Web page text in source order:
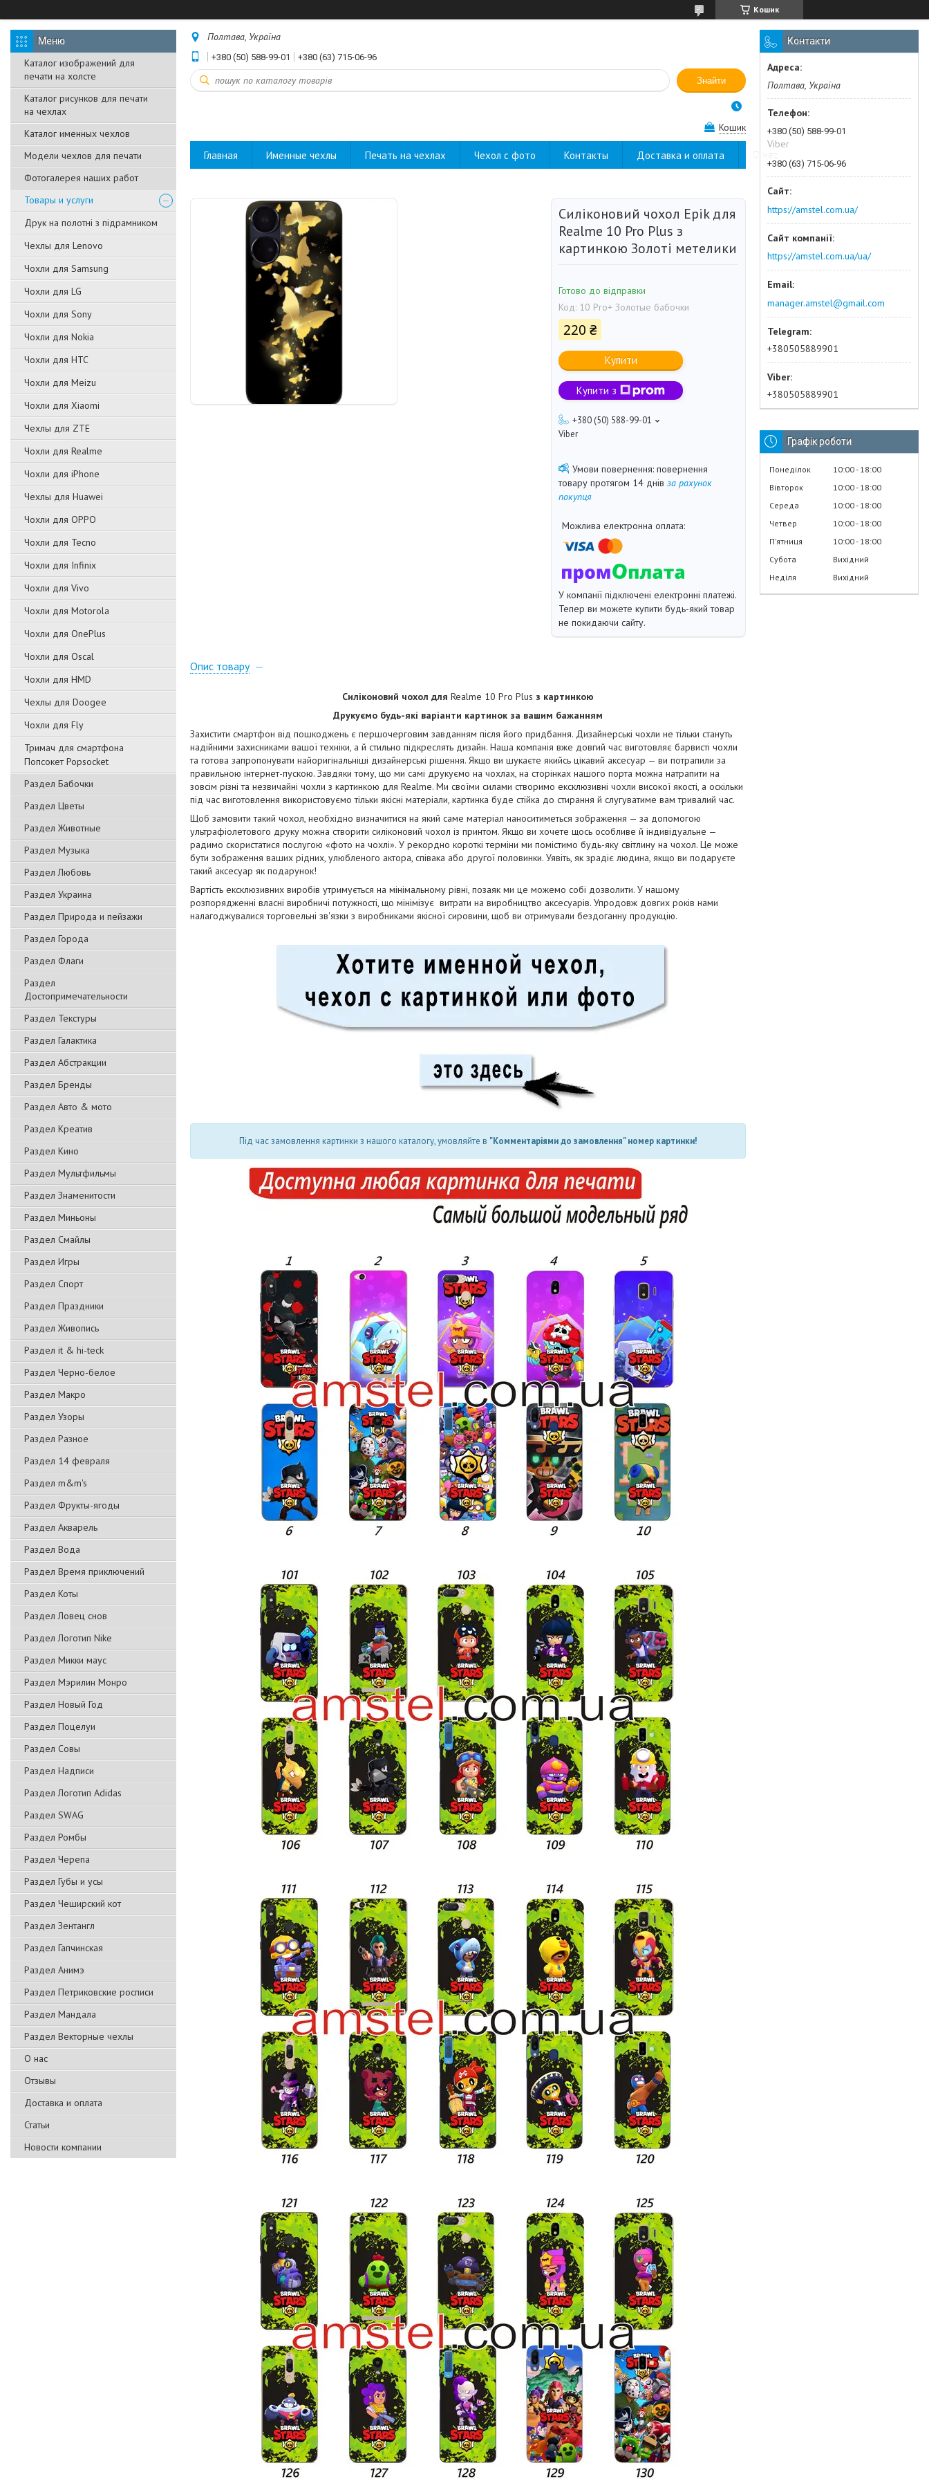
Кошик
Каталог изображений для
печати на холсте
Каталог рисунков для печати
на чехлах
Каталог именных чехлов
Модели чехлов для печати
Фотогалерея наших работ
Товары и услуги
Друк на полотні з підрамником
Чехлы для Lenovo
Чохли для Samsung
Чохли для LG
Чохли для Sony
Чохли для Nokia
Чохли для HTC
Чохли для Meizu
Чохли для Xiaomi
Чехлы для ZTE
Чохли для Realme
Чохли для iPhone
Чехлы для Huawei
Чохли для OPPO
Чохли для Tecno
Чохли для Infinix
Чохли для Vivo
Чохли для Motorola
Чохли для OnePlus
Чохли для Oscal
Чохли для HMD
Чехлы для Doogee
Чохли для Fly
Тримач для смартфона
Попсокет Popsocket
Раздел Бабочки
Раздел Цветы
Раздел Животные
Раздел Музыка
Раздел Любовь
Раздел Украина
Раздел Природа и пейзажи
Раздел Города
Раздел Флаги
Раздел
Достопримечательности
Раздел Текстуры
Раздел Галактика
Раздел Абстракции
Раздел Бренды
Раздел Авто & мото
Раздел Креатив
Раздел Кино
Раздел Мультфильмы
Раздел Знаменитости
Раздел Миньоны
Раздел Смайлы
Раздел Игры
Раздел Спорт
Раздел Праздники
Раздел Живопись
Раздел it & hi-teck
Раздел Черно-белое
Раздел Макро
Раздел Узоры
Раздел Разное
Раздел 14 февраля
Раздел m&m's
Раздел Фрукты-ягоды
Раздел Акварель
Раздел Вода
Раздел Время приключений
Раздел Коты
Раздел Ловец снов
Раздел Логотип Nike
Раздел Микки маус
Раздел Мэрилин Монро
Раздел Новый Год
Раздел Поцелуи
Раздел Совы
Раздел Надписи
Раздел Логотип Adidas
Раздел SWAG
Раздел Ромбы
Раздел Черепа
Раздел Губы и усы
Раздел Чеширский кот
Раздел Зентангл
Раздел Гапчинская
Раздел Анимэ
Раздел Петриковские росписи
Раздел Мандала
Раздел Векторные чехлы
О нас
Отзывы
Доставка и оплата
Статьи
Новости компании
Полтава, Україна
+380 (50) 588-99-01 +380 (63) 715-06-96
Знайти
Кошик
Главная Именные чехлы Печать на чехлах Чехол с фото Контакты Доставка и оплата О нас
Силіконовий чохол Epik для
Realme 10 Pro Plus з
картинкою Золоті метелики
Готово до відправки
Код: 10 Pro+ Золотые бабочки
220 ₴
Купити
Купити з
+380 (50) 588-99-01
Viber
повернення
товару протягом 14 днів за рахунок
покупця
У компанії підключені електронні платежі.
Тепер ви можете купити будь-який товар
не покидаючи сайту.
Опис товару
Силіконовий чохол для Realme 10 Pro Plus з картинкою
Друкуємо будь-які варіанти картинок за вашим бажанням
Захистити смартфон від пошкоджень є першочерговим завданням після його придбання. Дизайнерські чохли не тільки стануть
надійними захисниками вашої техніки, а й стильно підкреслять дизайн. Наша компанія вже довгий час виготовляє барвисті чохли
та готова запропонувати найоригінальніші дизайнерські рішення. Якщо ви шукаєте якийсь цікавий аксесуар — ви потрапили за
правильною інтернет-пускою. Завдяки тому, що ми самі друкуємо на чохлах, на сторінках нашого порта можна натрапити на
зовсім різні та незвичайні чохли з картинкою для Realme. Ми своїми силами створимо ексклюзивні чохли високої якості, а оскільки
під час виготовлення використовуємо тільки якісні матеріали, картинка буде стійка до стирання й слугуватиме вам тривалий час.
Щоб замовити такий чохол, необхідно визначитися на який саме матеріал наноситиметься зображення — за допомогою
ультрафіолетового друку можна створити силіконовий чохол із принтом. Якщо ви хочете щось особливе й індивідуальне —
радимо скористатися послугою «фото на чохлі». У рекордно короткі терміни ми помістимо будь-яку світлину на чохол. Це може
бути зображення ваших рідних, улюбленого актора, співака або другої половинки. Уявіть, як зрадіє людина, якщо ви подаруєте
такий аксесуар як подарунок!
Вартість ексклюзивних виробів утримується на мінімальному рівні, позаяк ми це можемо собі дозволити. У нашому
розпорядженні власні виробничі потужності, що мінімізує витрати на виробництво аксесуарів. Упродовж довгих років нами
налагоджувалися торговельні зв'язки з виробниками якісної сировини, щоб ви отримували бездоганну продукцію.
Під час замовлення картинки з нашого каталогу, умовляйте в "Комментаріями до замовлення" номер картинки!
Контакти
Полтава, Україна
+380 (50) 588-99-01
Viber
+380 (63) 715-06-96
https://amstel.com.ua/
https://amstel.com.ua/ua/
manager.amstel@gmail.com
+380505889901
+380505889901
Графік роботи
Понеділок 10:00 18:00
Вівторок
10:00 18:00
Середа
10:00 18:00
Четвер
10:00 18:00
Пʼятниця
10:00 18:00
Субота
Вихідний
Неділя
Вихідний